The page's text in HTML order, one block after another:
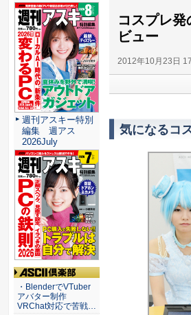
コスプレ
ビュー
2012年10月23日
気になるコ
週刊アスキー特別
編集 週アス
2026July
ASCII倶楽部
・BlenderでVTuber
アバター制作
VRChat対応で苦戦…